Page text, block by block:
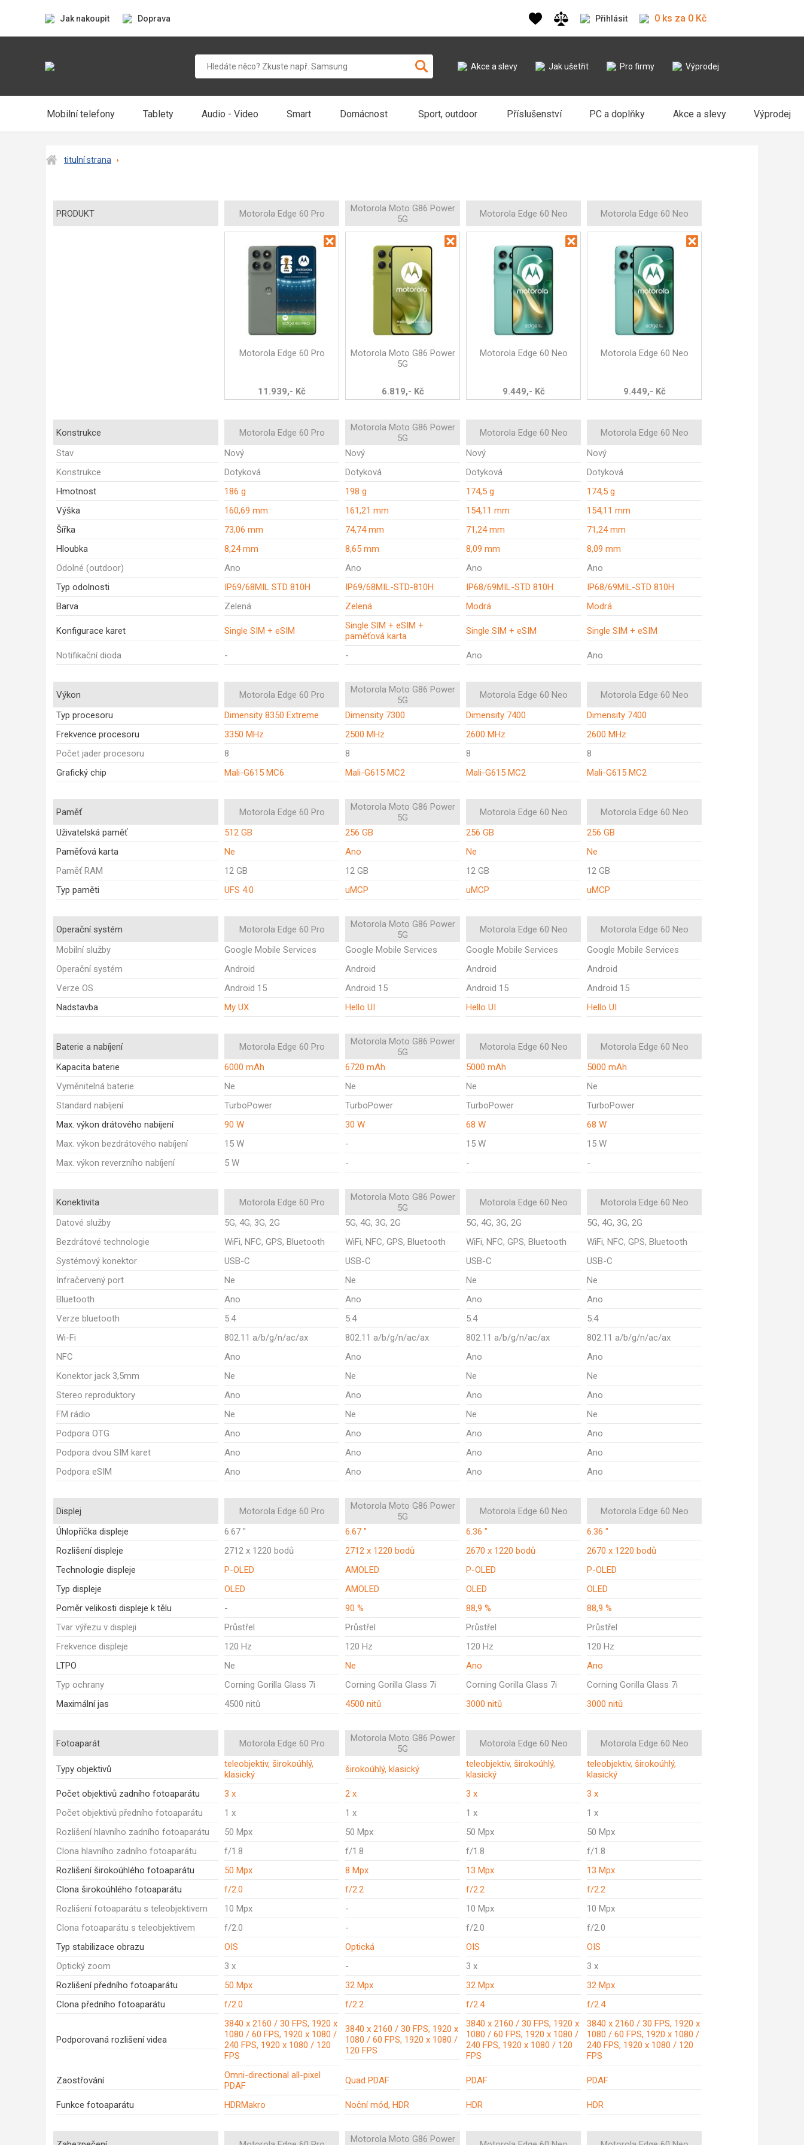
Jak nakoupit Doprava Přihlásit 0 ks za 0 Kč
Akce a slevy Jak ušetřit Pro firmy Výprodej
Mobilní telefony Tablety Audio - Video Smart Domácnost Sport, outdoor Příslušenství PC a doplňky Akce a slevy Výprodej
titulní strana
PRODUKT Motorola Edge 60 Pro
Motorola Moto G86 Power
5G
Motorola Edge 60 Neo Motorola Edge 60 Neo
Motorola Edge 60 Pro
11.939,- Kč
Motorola Moto G86 Power
5G
6.819,- Kč
Motorola Edge 60 Neo
9.449,- Kč
Motorola Edge 60 Neo
9.449,- Kč
Konstrukce Motorola Edge 60 Pro
Motorola Moto G86 Power
5G
Motorola Edge 60 Neo
Motorola Edge 60 Neo
Stav
Nový Nový Nový
Nový
Konstrukce
Dotyková Dotyková Dotyková
Dotyková
Hmotnost
186 g 198 g 174,5 g
174,5 g
Výška
160,69 mm 161,21 mm 154,11 mm
154,11 mm
Šířka
73,06 mm 74,74 mm 71,24 mm
71,24 mm
Hloubka
8,24 mm 8,65 mm 8,09 mm
8,09 mm
Odolné (outdoor)
Ano Ano Ano
Ano
Typ odolnosti
IP69/68MIL STD 810H IP69/68MIL-STD-810H IP68/69MIL-STD 810H
IP68/69MIL-STD 810H
Barva
Zelená Zelená Modrá Modrá
Konfigurace karet Single SIM + eSIM
Single SIM + eSIM +
paměťová karta
Single SIM + eSIM Single SIM + eSIM
Notifikační dioda - - Ano Ano
Výkon Motorola Edge 60 Pro
Motorola Moto G86 Power
5G
Motorola Edge 60 Neo
Motorola Edge 60 Neo
Typ procesoru
Dimensity 8350 Extreme Dimensity 7300 Dimensity 7400
Dimensity 7400
Frekvence procesoru
3350 MHz 2500 MHz 2600 MHz
2600 MHz
Počet jader procesoru
8 8 8
8
Grafický chip
Mali-G615 MC6 Mali-G615 MC2 Mali-G615 MC2 Mali-G615 MC2
Paměť Motorola Edge 60 Pro
Motorola Moto G86 Power
5G
Motorola Edge 60 Neo
Motorola Edge 60 Neo
Uživatelská paměť
512 GB 256 GB 256 GB
256 GB
Paměťová karta
Ne Ano Ne
Ne
Paměť RAM
12 GB 12 GB 12 GB
12 GB
Typ paměti
UFS 4.0 uMCP uMCP uMCP
Operační systém Motorola Edge 60 Pro
Motorola Moto G86 Power
5G
Motorola Edge 60 Neo
Motorola Edge 60 Neo
Mobilní služby
Google Mobile Services Google Mobile Services Google Mobile Services
Google Mobile Services
Operační systém
Android Android Android
Android
Verze OS
Android 15 Android 15 Android 15
Android 15
Nadstavba
My UX Hello UI Hello UI Hello UI
Baterie a nabíjení Motorola Edge 60 Pro
Motorola Moto G86 Power
5G
Motorola Edge 60 Neo
Motorola Edge 60 Neo
Kapacita baterie
6000 mAh 6720 mAh 5000 mAh
5000 mAh
Vyměnitelná baterie
Ne Ne Ne
Ne
Standard nabíjení
TurboPower TurboPower TurboPower
TurboPower
Max. výkon drátového nabíjení
90 W 30 W 68 W
68 W
Max. výkon bezdrátového nabíjení
15 W - 15 W
15 W
Max. výkon reverzního nabíjení
5 W - - -
Konektivita Motorola Edge 60 Pro
Motorola Moto G86 Power
5G
Motorola Edge 60 Neo
Motorola Edge 60 Neo
Datové služby
5G, 4G, 3G, 2G 5G, 4G, 3G, 2G 5G, 4G, 3G, 2G
5G, 4G, 3G, 2G
Bezdrátové technologie
WiFi, NFC, GPS, Bluetooth WiFi, NFC, GPS, Bluetooth WiFi, NFC, GPS, Bluetooth
WiFi, NFC, GPS, Bluetooth
Systémový konektor
USB-C USB-C USB-C
USB-C
Infračervený port
Ne Ne Ne
Ne
Bluetooth
Ano Ano Ano
Ano
Verze bluetooth
5.4 5.4 5.4
5.4
Wi-Fi
802.11 a/b/g/n/ac/ax 802.11 a/b/g/n/ac/ax 802.11 a/b/g/n/ac/ax
802.11 a/b/g/n/ac/ax
NFC
Ano Ano Ano
Ano
Konektor jack 3,5mm
Ne Ne Ne
Ne
Stereo reproduktory
Ano Ano Ano
Ano
FM rádio
Ne Ne Ne
Ne
Podpora OTG
Ano Ano Ano
Ano
Podpora dvou SIM karet
Ano Ano Ano
Ano
Podpora eSIM
Ano Ano Ano Ano
Displej Motorola Edge 60 Pro
Motorola Moto G86 Power
5G
Motorola Edge 60 Neo
Motorola Edge 60 Neo
Úhlopříčka displeje
6.67 " 6.67 " 6.36 "
6.36 "
Rozlišení displeje
2712 x 1220 bodů 2712 x 1220 bodů 2670 x 1220 bodů
2670 x 1220 bodů
Technologie displeje
P-OLED AMOLED P-OLED
P-OLED
Typ displeje
OLED AMOLED OLED
OLED
Poměr velikosti displeje k tělu
- 90 % 88,9 %
88,9 %
Tvar výřezu v displeji
Průstřel Průstřel Průstřel
Průstřel
Frekvence displeje
120 Hz 120 Hz 120 Hz
120 Hz
LTPO
Ne Ne Ano
Ano
Typ ochrany
Corning Gorilla Glass 7i Corning Gorilla Glass 7i Corning Gorilla Glass 7i
Corning Gorilla Glass 7i
Maximální jas
4500 nitů 4500 nitů 3000 nitů 3000 nitů
Fotoaparát Motorola Edge 60 Pro
Motorola Moto G86 Power
5G
Motorola Edge 60 Neo Motorola Edge 60 Neo
Typy objektivů
teleobjektiv, širokoúhlý,
klasický
širokoúhlý, klasický
teleobjektiv, širokoúhlý,
klasický
teleobjektiv, širokoúhlý,
klasický
Počet objektivů zadního fotoaparátu
3 x 2 x 3 x
3 x
Počet objektivů předního fotoaparátu
1 x 1 x 1 x
1 x
Rozlišení hlavního zadního fotoaparátu
50 Mpx 50 Mpx 50 Mpx
50 Mpx
Clona hlavního zadního fotoaparátu
f/1.8 f/1.8 f/1.8
f/1.8
Rozlišení širokoúhlého fotoaparátu
50 Mpx 8 Mpx 13 Mpx
13 Mpx
Clona širokoúhlého fotoaparátu
f/2.0 f/2.2 f/2.2
f/2.2
Rozlišení fotoaparátu s teleobjektivem
10 Mpx - 10 Mpx
10 Mpx
Clona fotoaparátu s teleobjektivem
f/2.0 - f/2.0
f/2.0
Typ stabilizace obrazu
OIS Optická OIS
OIS
Optický zoom
3 x - 3 x
3 x
Rozlišení předního fotoaparátu
50 Mpx 32 Mpx 32 Mpx
32 Mpx
Clona předního fotoaparátu
f/2.0 f/2.2 f/2.4 f/2.4
Podporovaná rozlišení videa
3840 x 2160 / 30 FPS, 1920 x
1080 / 60 FPS, 1920 x 1080 /
240 FPS, 1920 x 1080 / 120
FPS
3840 x 2160 / 30 FPS, 1920 x
1080 / 60 FPS, 1920 x 1080 /
120 FPS
3840 x 2160 / 30 FPS, 1920 x
1080 / 60 FPS, 1920 x 1080 /
240 FPS, 1920 x 1080 / 120
FPS
3840 x 2160 / 30 FPS, 1920 x
1080 / 60 FPS, 1920 x 1080 /
240 FPS, 1920 x 1080 / 120
FPS
Zaostřování
Omni-directional all-pixel
PDAF
Quad PDAF PDAF PDAF
Funkce fotoaparátu HDRMakro Noční mód, HDR HDR HDR
Motorola Moto G86 Power